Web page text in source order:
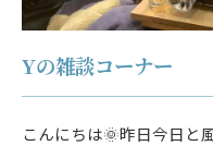
Yの雑談コーナー
こんにちは🌞昨日今日と